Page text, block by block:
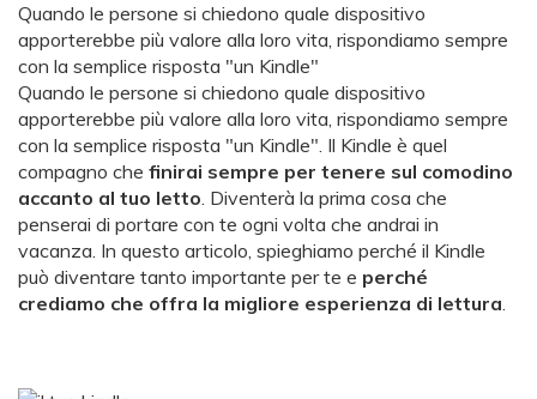
Quando le persone si chiedono quale dispositivo
apporterebbe più valore alla loro vita, rispondiamo sempre
con la semplice risposta "un Kindle"
Quando le persone si chiedono quale dispositivo
apporterebbe più valore alla loro vita, rispondiamo sempre
con la semplice risposta "un Kindle". Il Kindle è quel
compagno che finirai sempre per tenere sul comodino
accanto al tuo letto. Diventerà la prima cosa che
penserai di portare con te ogni volta che andrai in
vacanza. In questo articolo, spieghiamo perché il Kindle
può diventare tanto importante per te e perché
crediamo che offra la migliore esperienza di lettura.